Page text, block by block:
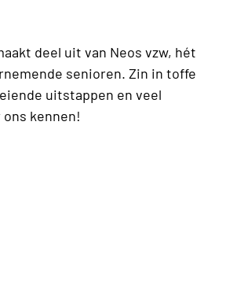
deel uit van Neos vzw, hét
senioren. Zin in toffe
uitstappen en veel
kennen!